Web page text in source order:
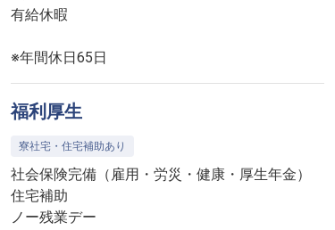
有給休暇
※年間休日65日
福利厚生
寮社宅・住宅補助あり
社会保険完備（雇用・労災・健康・厚生年金）
住宅補助
ノー残業デー